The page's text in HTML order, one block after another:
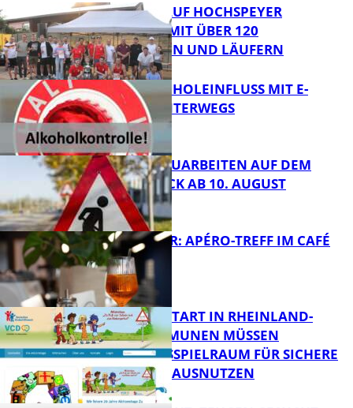
FB News
31. KERWELAUF HOCHSPEYER
BEGEISTERT MIT ÜBER 120
LÄUFERINNEN UND LÄUFERN
FB News
UNTER ALKOHOLEINFLUSS MIT E-
SCOOTER UNTERWEGS
FB News
STRASSENBAUARBEITEN AUF DEM B
ÄNNJERRÜCK AB 10. AUGUST
FB Kultur
HOT SUMMER: APÉRO-TREFF IM CAFÉ
LUMA
ZUM SCHULSTART IN RHEINLAND-
PFALZ: KOMMUNEN MÜSSEN
HANDLUNGSSPIELRAUM FÜR SICHERE
SCHULWEGE AUSNUTZEN